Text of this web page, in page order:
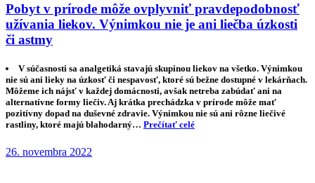
Pobyt v prírode môže ovplyvniť pravdepodobnosť
užívania liekov. Výnimkou nie je ani liečba úzkosti
či astmy
V súčasnosti sa analgetiká stavajú skupinou liekov na všetko. Výnimkou
nie sú ani lieky na úzkosť či nespavosť, ktoré sú bežne dostupné v lekárňach.
Môžeme ich nájsť v každej domácnosti, avšak netreba zabúdať ani na
alternatívne formy liečiv. Aj krátka prechádzka v prírode môže mať
pozitívny dopad na duševné zdravie. Výnimkou nie sú ani rôzne liečivé
rastliny, ktoré majú blahodarný… Prečítať celé
26. novembra 2022